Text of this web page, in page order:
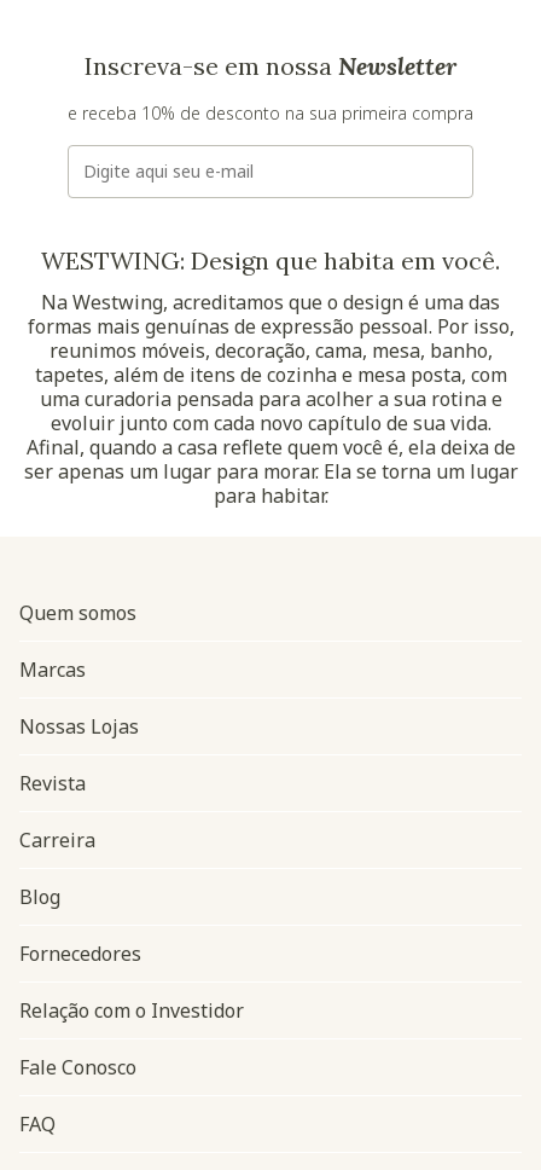
Inscreva-se em nossa Newsletter
e receba 10% de desconto na sua primeira compra
E-mail
WESTWING: Design que habita em você.
Na Westwing, acreditamos que o design é uma das
formas mais genuínas de expressão pessoal. Por isso,
reunimos móveis, decoração, cama, mesa, banho,
tapetes, além de itens de cozinha e mesa posta, com
uma curadoria pensada para acolher a sua rotina e
evoluir junto com cada novo capítulo de sua vida.
Afinal, quando a casa reflete quem você é, ela deixa de
ser apenas um lugar para morar. Ela se torna um lugar
para habitar.
Navegação do rodapé
Quem somos
Marcas
Nossas Lojas
Revista
Carreira
Blog
Fornecedores
Relação com o Investidor
Fale Conosco
FAQ